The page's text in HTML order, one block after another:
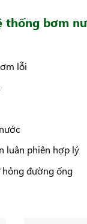
thống bơm
lỗi
luân phiên hợp lý
hỏng đường ống